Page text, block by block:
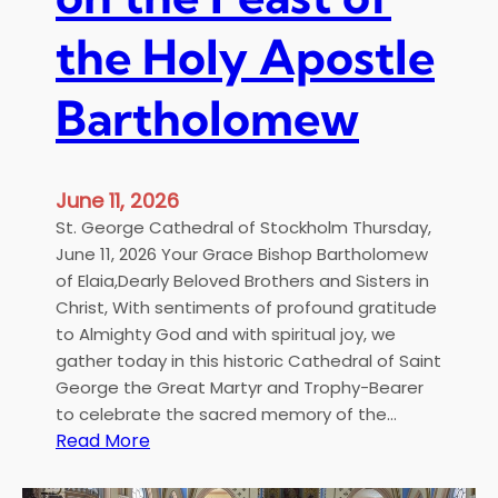
α
ς
ς
κ
.
Κ
λ
ε
π
α
Ο
μ
λ
ί
α
σ
τ
the Holy Apostle
Bartholomew
June 11, 2026
St. George Cathedral of Stockholm Thursday,
June 11, 2026 Your Grace Bishop Bartholomew
of Elaia,Dearly Beloved Brothers and Sisters in
Christ, With sentiments of profound gratitude
to Almighty God and with spiritual joy, we
gather today in this historic Cathedral of Saint
George the Great Martyr and Trophy-Bearer
to celebrate the sacred memory of the…
Read More: